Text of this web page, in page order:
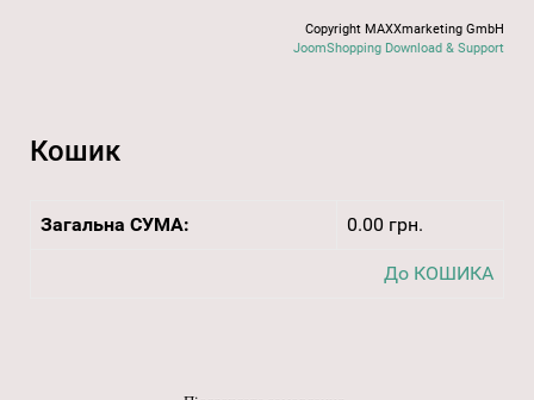
Copyright MAXXmarketing GmbH
JoomShopping Download & Support
Кошик
Загальна СУМА: 0.00 грн.
До КОШИКА